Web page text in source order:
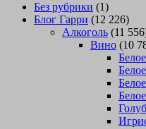
Без рубрики (1)
Блог Гарри (12 226)
Алкоголь (11
Вино (10